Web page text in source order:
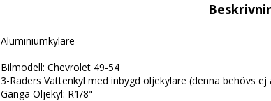
Aluminiumkylare
Bilmodell: Chevrolet 49-54
3-Raders Vattenkyl med inbygd oljekylare (denna behövs ej
Gänga Oljekyl: R1/8"